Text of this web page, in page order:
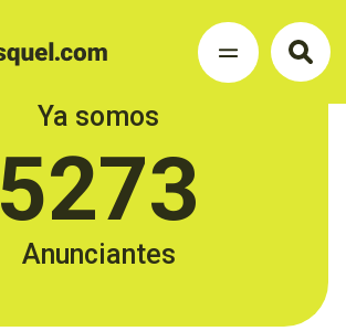
Ya somos
5273
Anunciantes